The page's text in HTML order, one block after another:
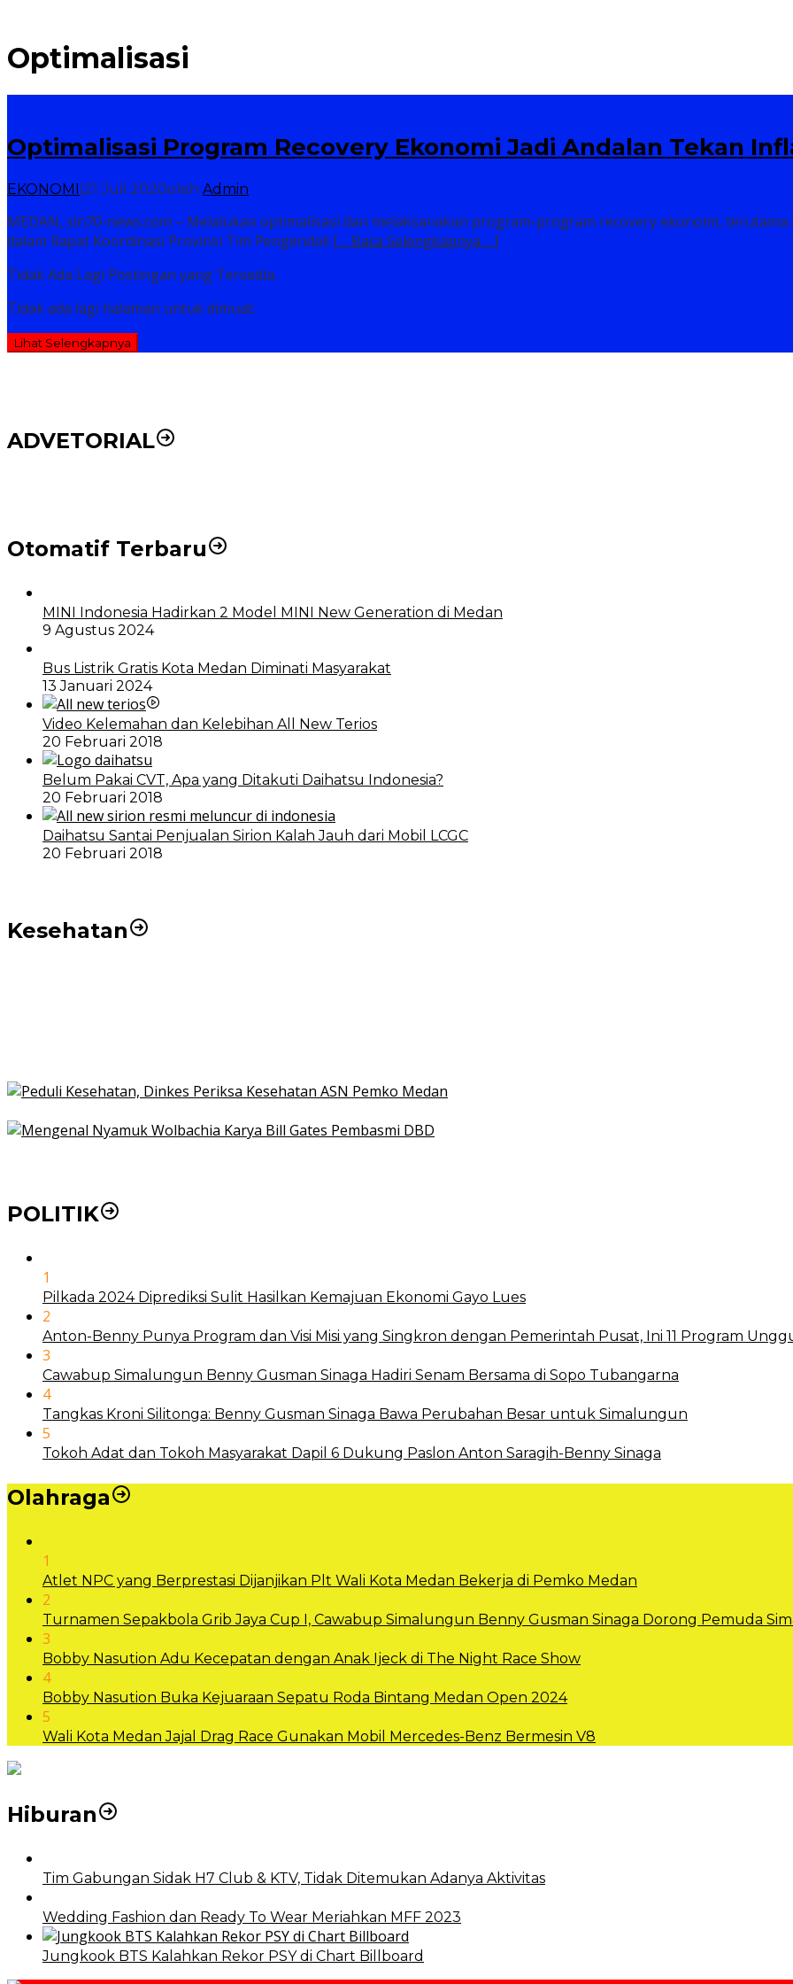
Optimalisasi
Optimalisasi Program Recovery Ekonomi Jadi Andalan Tekan
EKONOMI 21 Juli 2020oleh Admin
MEDAN, sln70-news.com – Melalukan optimalisasi dan melaksanakan program-program recovery ekonomi,
dalam Rapat Koordinasi Provinsi Tim Pengendali [… Baca Selengkapnya …]
Tidak Ada Lagi Postingan yang Tersedia.
Tidak ada lagi halaman untuk dimuat.
Lihat Selengkapnya
ADVETORIAL
Otomatif Terbaru
MINI Indonesia Hadirkan 2 Model MINI New Generation di Medan
9 Agustus 2024
Bus Listrik Gratis Kota Medan Diminati Masyarakat
13 Januari 2024
Video Kelemahan dan Kelebihan All New Terios
20 Februari 2018
Belum Pakai CVT, Apa yang Ditakuti Daihatsu Indonesia?
20 Februari 2018
Daihatsu Santai Penjualan Sirion Kalah Jauh dari Mobil LCGC
20 Februari 2018
Kesehatan
POLITIK
1
Pilkada 2024 Diprediksi Sulit Hasilkan Kemajuan Ekonomi Gayo Lues
2
Anton-Benny Punya Program dan Visi Misi yang Singkron dengan Pemerintah Pusat, Ini 11 Program
3
Cawabup Simalungun Benny Gusman Sinaga Hadiri Senam Bersama di Sopo Tubangarna
4
Tangkas Kroni Silitonga: Benny Gusman Sinaga Bawa Perubahan Besar untuk Simalungun
5
Tokoh Adat dan Tokoh Masyarakat Dapil 6 Dukung Paslon Anton Saragih-Benny Sinaga
Olahraga
1
Atlet NPC yang Berprestasi Dijanjikan Plt Wali Kota Medan Bekerja di Pemko Medan
2
Turnamen Sepakbola Grib Jaya Cup I, Cawabup Simalungun Benny Gusman Sinaga Dorong Pemuda
3
Bobby Nasution Adu Kecepatan dengan Anak Ijeck di The Night Race Show
4
Bobby Nasution Buka Kejuaraan Sepatu Roda Bintang Medan Open 2024
5
Wali Kota Medan Jajal Drag Race Gunakan Mobil Mercedes-Benz Bermesin V8
Hiburan
Tim Gabungan Sidak H7 Club & KTV, Tidak Ditemukan Adanya Aktivitas
Wedding Fashion dan Ready To Wear Meriahkan MFF 2023
Jungkook BTS Kalahkan Rekor PSY di Chart Billboard